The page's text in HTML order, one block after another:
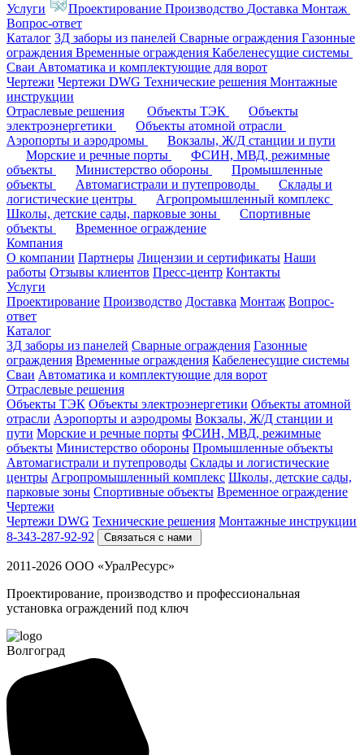
Услуги
Проектирование Производство Доставка Монтаж
Вопрос-ответ
Каталог 3Д заборы из панелей Сварные ограждения Газонные
ограждения Временные ограждения Кабеленесущие системы
Cваи Автоматика и комплектующие для ворот
Чертежи Чертежи DWG Технические решения Монтажные
инструкции
Отраслевые решения
Объекты ТЭК
Объекты
электроэнергетики
Объекты атомной отрасли
Аэропорты и аэродромы
Вокзалы, Ж/Д станции и пути
Морские и речные порты
ФСИН, МВД, режимные
объекты
Министерство обороны
Промышленные
объекты
Автомагистрали и путепроводы
Склады и
логистические центры
Агропромышленный комплекс
Школы, детские сады, парковые зоны
Спортивные
объекты
Временное ограждение
Компания
О компании Партнеры Лицензии и сертификаты Наши
работы Отзывы клиентов Пресс-центр Контакты
Услуги
Проектирование Производство Доставка Монтаж Вопрос-
ответ
Каталог
3Д заборы из панелей Сварные ограждения Газонные
ограждения Временные ограждения Кабеленесущие системы
Cваи Автоматика и комплектующие для ворот
Отраслевые решения
Объекты ТЭК Объекты электроэнергетики Объекты атомной
отрасли Аэропорты и аэродромы Вокзалы, Ж/Д станции и
пути Морские и речные порты ФСИН, МВД, режимные
объекты Министерство обороны Промышленные объекты
Автомагистрали и путепроводы Склады и логистические
центры Агропромышленный комплекс Школы, детские сады,
парковые зоны Спортивные объекты Временное ограждение
Чертежи
Чертежи DWG Технические решения Монтажные инструкции
8-343-287-92-92
Связаться с нами
2011-2026 ООО «УралРесурс»
Проектирование, производство и профессиональная
установка ограждений под ключ
Волгоград